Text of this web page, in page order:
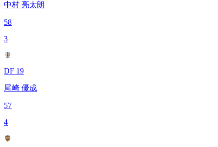
中村 亮太朗
58
3
DF 19
尾崎 優成
57
4